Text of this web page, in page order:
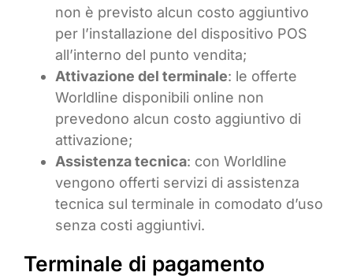
non è previsto alcun costo aggiuntivo
per l’installazione del dispositivo POS
all’interno del punto vendita;
Attivazione del terminale: le offerte
Worldline disponibili online non
prevedono alcun costo aggiuntivo di
attivazione;
Assistenza tecnica: con Worldline
vengono offerti servizi di assistenza
tecnica sul terminale in comodato d’uso
senza costi aggiuntivi.
Terminale di pagamento